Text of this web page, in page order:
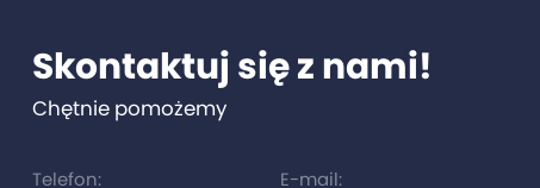
Skontaktuj się z nami!
Chętnie pomożemy
Telefon: E-mail: